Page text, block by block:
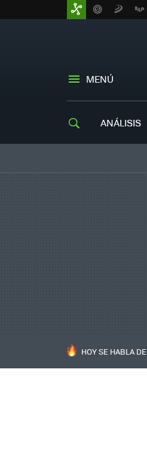
MENÚ
ANÁLISIS
HOY SE HABLA DE